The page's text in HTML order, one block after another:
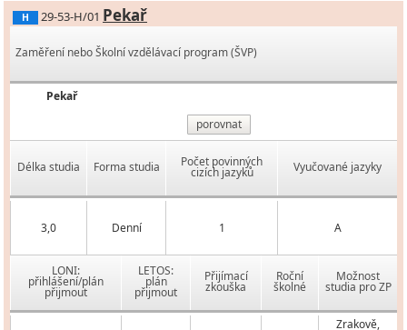
H 29-53-H/01 Pekař
Zaměření nebo Školní vzdělávací program (ŠVP)
Pekař
porovnat
Délka studia Forma studia Počet povinných
cizích jazyků Vyučované jazyky
3,0 Denní 1 A
LONI:
přihlášení/plán
přijmout
LETOS:
plán
přijmout
Přijímací
zkouška
Roční
školné
Možnost
studia pro ZP
Zrakově,